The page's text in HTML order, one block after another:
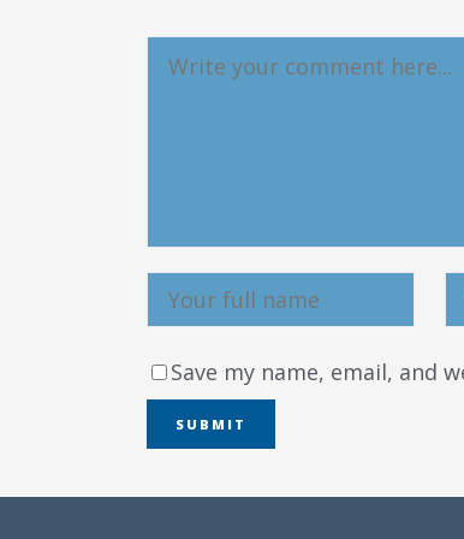
Save my name, email, and